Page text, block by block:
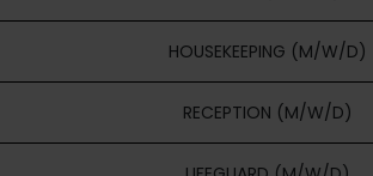
HOUSEKEEPING (M/W/D)
RECEPTION (M/W/D)